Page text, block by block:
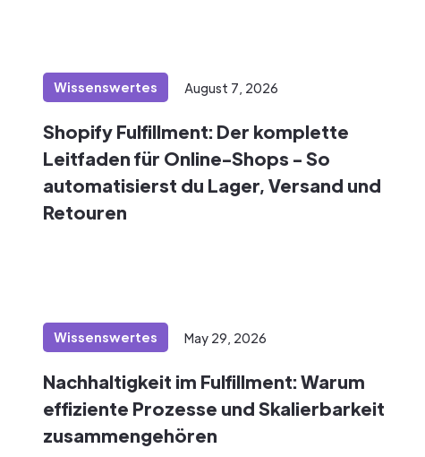
Wissenswertes August 7, 2026
Shopify Fulfillment: Der komplette
Leitfaden für Online-Shops - So
automatisierst du Lager, Versand und
Retouren
Wissenswertes May 29, 2026
Nachhaltigkeit im Fulfillment: Warum
effiziente Prozesse und Skalierbarkeit
zusammengehören